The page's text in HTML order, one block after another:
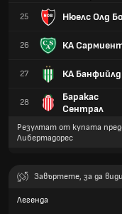
25 Нюелс Олд
26 КА
27 КА Банфийлд
28
Баракас
Сентрал
Резултат от купата
Либертадорес
Завъртете, за да
Легенда